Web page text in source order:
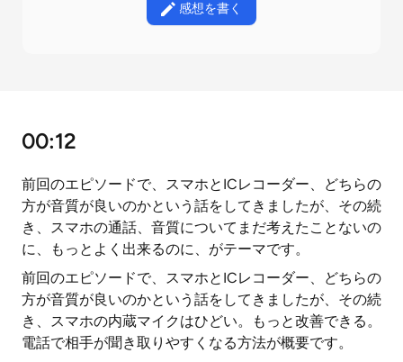
感想を書く
00:12
前回のエピソードで、スマホとICレコーダー、どちらの
方が音質が良いのかという話をしてきましたが、その続
き、スマホの通話、音質についてまだ考えたことないの
に、もっとよく出来るのに、がテーマです。
前回のエピソードで、スマホとICレコーダー、どちらの
方が音質が良いのかという話をしてきましたが、その続
き、スマホの内蔵マイクはひどい。もっと改善できる。
電話で相手が聞き取りやすくなる方法が概要です。